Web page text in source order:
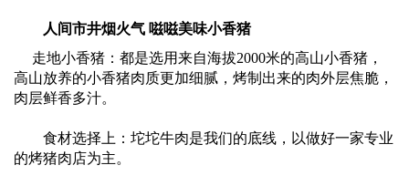
人间市井烟火气 嗞嗞美味小香猪
走地小香猪：都是选用来自海拔2000米的高山小香猪，
高山放养的小香猪肉质更加细腻，烤制出来的肉外层焦脆，
肉层鲜香多汁。
食材选择上：坨坨牛肉是我们的底线，以做好一家专业
的烤猪肉店为主。